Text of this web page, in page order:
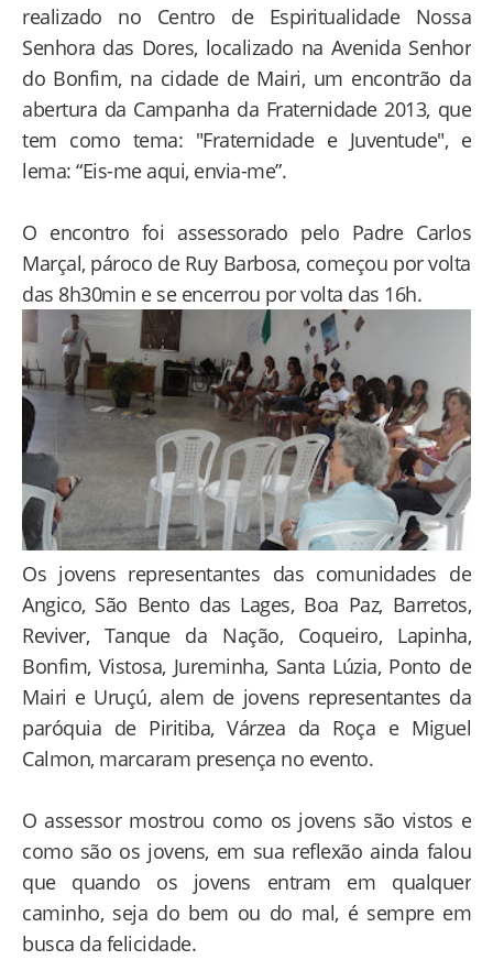
realizado no Centro de Espiritualidade Nossa
Senhora das Dores, localizado na Avenida Senhor
do Bonfim, na cidade de Mairi, um encontrão da
abertura da Campanha da Fraternidade 2013, que
tem como tema: "Fraternidade e Juventude", e
lema: “Eis-me aqui, envia-me”.
O encontro foi assessorado pelo Padre Carlos
Marçal, pároco de Ruy Barbosa, começou por volta
das 8h30min e se encerrou por volta das 16h.
Os jovens representantes das comunidades de
Angico, São Bento das Lages, Boa Paz, Barretos,
Reviver, Tanque da Nação, Coqueiro, Lapinha,
Bonfim, Vistosa, Jureminha, Santa Lúzia, Ponto de
Mairi e Uruçú, alem de jovens representantes da
paróquia de Piritiba, Várzea da Roça e Miguel
Calmon, marcaram presença no evento.
O assessor mostrou como os jovens são vistos e
como são os jovens, em sua reflexão ainda falou
que quando os jovens entram em qualquer
caminho, seja do bem ou do mal, é sempre em
busca da felicidade.